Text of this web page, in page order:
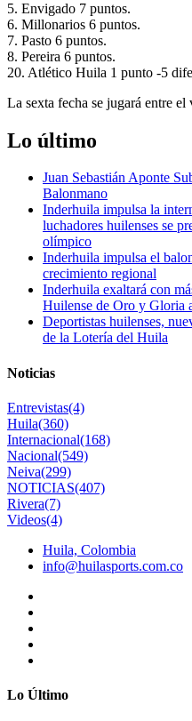
5. Envigado 7 puntos.
6. Millonarios 6 puntos.
7. Pasto 6 puntos.
8. Pereira 6 puntos.
20. Atlético Huila 1 punto -5
La sexta fecha se jugará entre
Lo último
Juan Sebastián Aponte
Balonmano
Inderhuila impulsa la
luchadores huilenses se
olímpico
Inderhuila impulsa el
crecimiento regional
Inderhuila exaltará con
Huilense de Oro y Gloria
Deportistas huilenses,
de la Lotería del Huila
Noticias
Entrevistas(4)
Huila(360)
Internacional(168)
Nacional(549)
Neiva(299)
NOTICIAS(407)
Rivera(7)
Videos(4)
Huila, Colombia
info@huilasports.com.co
Lo Último